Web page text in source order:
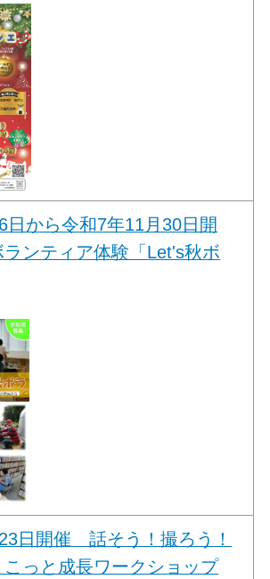
日から令和7年11月30日開
ンティア体験「Let's秋ボ
日開催 話そう！撮ろう！
っと成長ワークショップ